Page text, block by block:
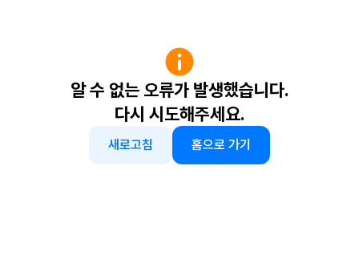
알 수 없는 오류가 발생했습니다.
다시 시도해주세요.
새로고침 홈으로 가기